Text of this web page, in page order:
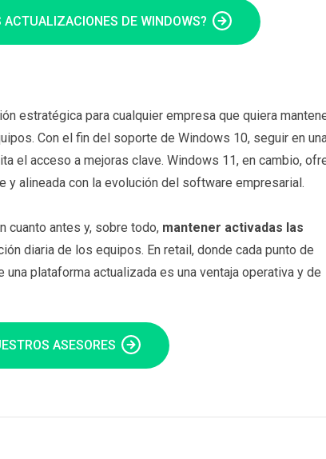
DE WINDOWS?
estratégica para cualquier empresa que quiera
Con el fin del soporte de Windows 10, seguir en
el acceso a mejoras clave. Windows 11, en cambio,
y alineada con la evolución del software empresarial.
cuanto antes y, sobre todo, mantener activadas las
diaria de los equipos. En retail, donde cada punto de
plataforma actualizada es una ventaja operativa y de
ASESORES